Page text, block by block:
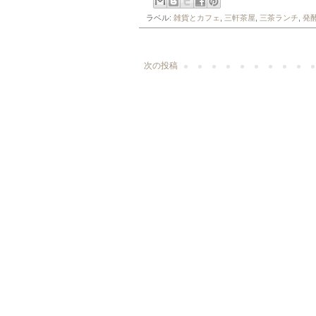
ラベル: 雑貨とカフェ 三軒茶屋 三茶ランチ 発
次の投稿